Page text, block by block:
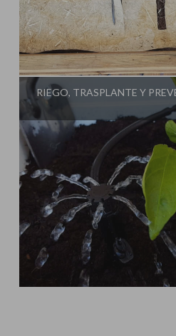
Influencer:Cultivo
RIEGO, TRASPLANTE Y
Cultivo